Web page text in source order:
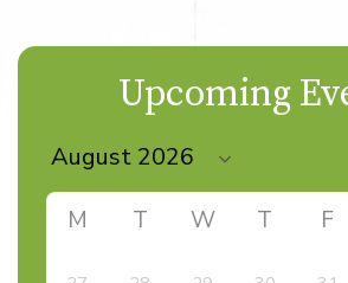
Upcoming
M T W T F